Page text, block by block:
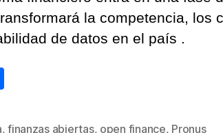
la competencia, los
de datos en el país .
m
,finanzas abiertas, open finance, Pronus